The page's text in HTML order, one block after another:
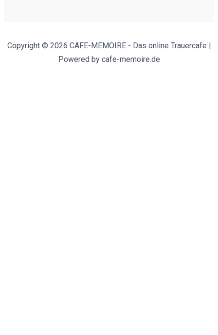
Copyright © 2026 CAFE-MEMOIRE - Das online Trauercafe |
Powered by cafe-memoire.de